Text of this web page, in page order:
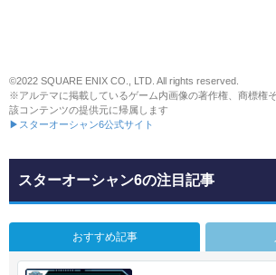
©2022 SQUARE ENIX CO., LTD. All rights reserved.
※アルテマに掲載しているゲーム内画像の著作権、商標権
該コンテンツの提供元に帰属します
▶スターオーシャン6公式サイト
スターオーシャン6の注目記事
おすすめ記事